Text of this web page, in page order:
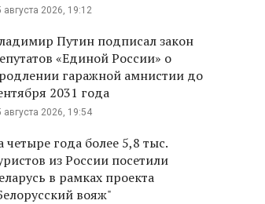
августа 2026, 19:12
Путин подписал закон
«Единой России» о
гаражной амнистии до
2031 года
августа 2026, 19:54
четыре года более 5,8 тыс.
из России посетили
в рамках проекта
вояж"